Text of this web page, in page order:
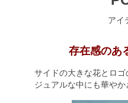
アイ
存在感のあ
サイドの大きな花とロ
ジュアルな中にも華やか